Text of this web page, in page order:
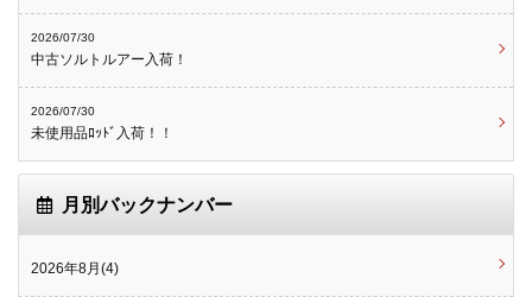
2026/07/30
中古ソルトルアー入荷！
2026/07/30
未使用品ﾛｯﾄﾞ入荷！！
月別バックナンバー
2026年8月(4)